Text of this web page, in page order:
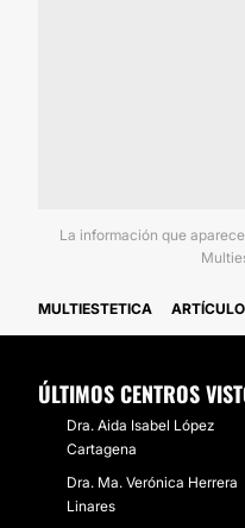
La información que
MULTIESTETICA
ÚLTIMOS CENTROS
Dra. Aida Isabel López
Cartagena
Dra. Ma. Verónica Herrera
Linares